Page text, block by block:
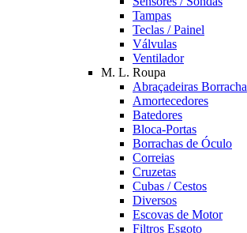
Tampas
Teclas / Painel
Válvulas
Ventilador
M. L. Roupa
Abraçadeiras Borracha
Amortecedores
Batedores
Bloca-Portas
Borrachas de Óculo
Correias
Cruzetas
Cubas / Cestos
Diversos
Escovas de Motor
Filtros Esgoto